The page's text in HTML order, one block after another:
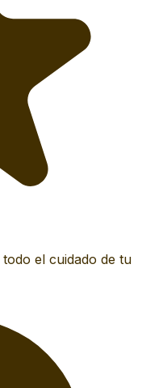
todo el cuidado de tu